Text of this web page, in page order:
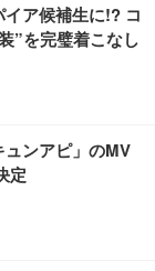
ア候補生に!? コ
”を完璧着こなし
ンアピ」のMV
定